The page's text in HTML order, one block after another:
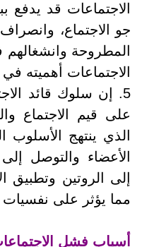
الاجتماعات قد
جو الاجتماع،
المطروحة وانشغالهم
الاجتماعات أهميته
5. إن سلوك قائد
على قيم الاجتماع
الذي ينتهج
الأعضاء والتوصل
إلى الروتين وتطبيق
مما يؤثر على
أسباب فشل